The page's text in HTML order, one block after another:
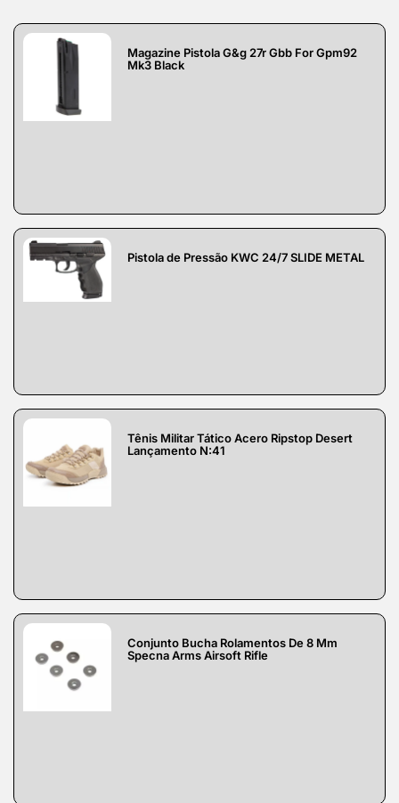
Magazine Pistola G&g 27r Gbb For Gpm92
Mk3 Black
Pistola de Pressão KWC 24/7 SLIDE METAL
Tênis Militar Tático Acero Ripstop Desert
Lançamento N:41
Conjunto Bucha Rolamentos De 8 Mm
Specna Arms Airsoft Rifle